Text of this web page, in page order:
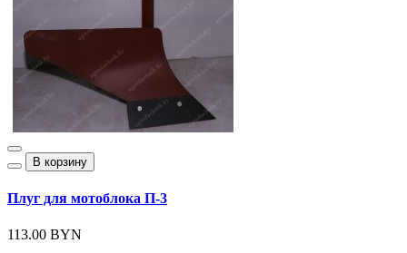
В корзину
Плуг для мотоблока П-3
113.00 BYN